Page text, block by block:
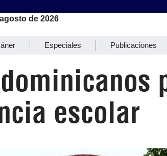
de 2026
Especiales Publicaciones
escolar